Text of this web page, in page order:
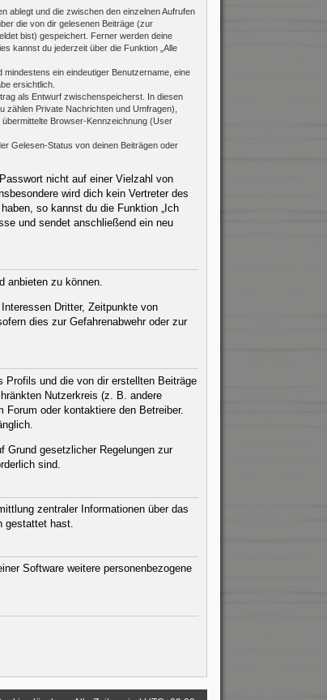
ablegt und die zwischen den einzelnen Aufrufen
die von dir gelesenen Beiträge (zur
bist) gespeichert. Ferner werden deine
kannst du jederzeit über die Funktion „Alle
ein eindeutiger Benutzername, eine
ersichtlich.
als Entwurf zwischenspeicherst. In diesen
zählen Private Nachrichten und Umfragen),
Browser-Kennzeichnung (User
Gelesen-Status von deinen Beiträgen oder
nicht auf einer Vielzahl von
wird dich kein Vertreter des
so kannst du die Funktion „Ich
und sendet anschließend ein neu
anbieten zu können.
Dritter, Zeitpunkte von
dies zur Gefahrenabwehr oder zur
und die von dir erstellten Beiträge
Nutzerkreis (z. B. andere
oder kontaktiere den Betreiber.
Grund gesetzlicher Regelungen zur
sind.
zentraler Informationen über das
gestattet hast.
Software weitere personenbezogene